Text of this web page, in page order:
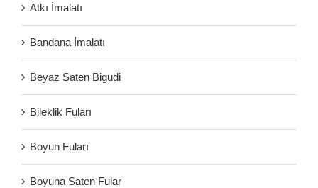
Atkı İmalatı
Bandana İmalatı
Beyaz Saten Bigudi
Bileklik Fuları
Boyun Fuları
Boyuna Saten Fular